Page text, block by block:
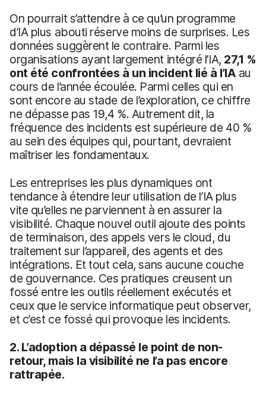
On pourrait s’attendre à ce qu’un programme
d’IA plus abouti réserve moins de surprises. Les
données suggèrent le contraire. Parmi les
organisations ayant largement intégré l’IA, 27,1 %
ont été confrontées à un incident lié à l’IA au
cours de l’année écoulée. Parmi celles qui en
sont encore au stade de l’exploration, ce chiffre
ne dépasse pas 19,4 %. Autrement dit, la
fréquence des incidents est supérieure de 40 %
au sein des équipes qui, pourtant, devraient
maîtriser les fondamentaux.
Les entreprises les plus dynamiques ont
tendance à étendre leur utilisation de l’IA plus
vite qu’elles ne parviennent à en assurer la
visibilité. Chaque nouvel outil ajoute des points
de terminaison, des appels vers le cloud, du
traitement sur l’appareil, des agents et des
intégrations. Et tout cela, sans aucune couche
de gouvernance. Ces pratiques creusent un
fossé entre les outils réellement exécutés et
ceux que le service informatique peut observer,
et c’est ce fossé qui provoque les incidents.
2. L’adoption a dépassé le point de non-
retour, mais la visibilité ne l’a pas encore
rattrapée.